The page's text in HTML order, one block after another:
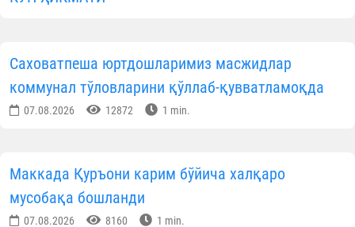
Матбуот хизмати
ОБУНА БЎЛИНГ